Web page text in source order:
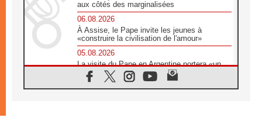
aux côtés des marginalisées
06.08.2026
À Assise, le Pape invite les jeunes à
«construire la civilisation de l'amour»
05.08.2026
La visite du Pape en Argentine portera «un
message de paix et de dignité humaine»
05.08.2026